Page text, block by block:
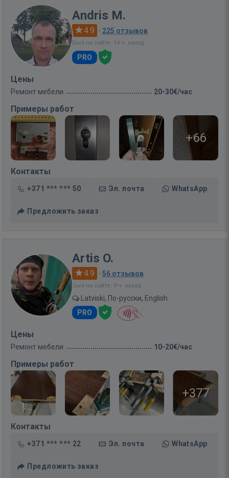
Andris M.
4.9 · 225 отзывов
Был на сайте: 14 ч. назад
PRO
Цены
Ремонт мебели 20-30€/час
Примеры работ
+66
Контакты
+371 *** *** 50 Эл. почта WhatsApp
Предложить заказ
Artis O.
4.9 · 56 отзывов
Был на сайте: 9 ч. назад
Latviski, По-русски, English
PRO
Цены
Ремонт мебели 10-20€/час
Примеры работ
+377
Контакты
+371 *** *** 22 Эл. почта WhatsApp
Предложить заказ